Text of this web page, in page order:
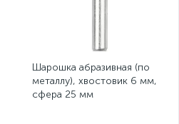
Шарошка абразивная (по
металлу), хвостовик 6 мм,
сфера 25 мм